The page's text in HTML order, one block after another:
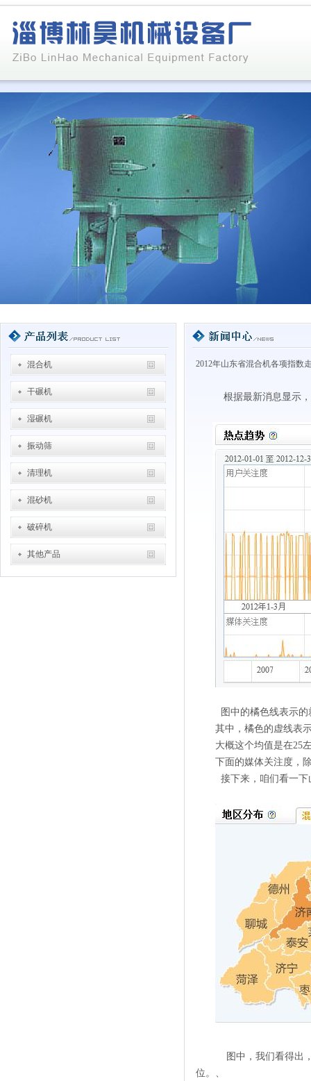
混合机
干碾机
湿碾机
振动筛
清理机
混砂机
破碎机
其他产品
2012年山东省混合机各项指数
根据最新消息显示
图中的橘色线表示的
其中，橘色的虚线表
大概这个均值是在25
下面的媒体关注度，
接下来，咱们看一下
图中，我们看得出
位。、